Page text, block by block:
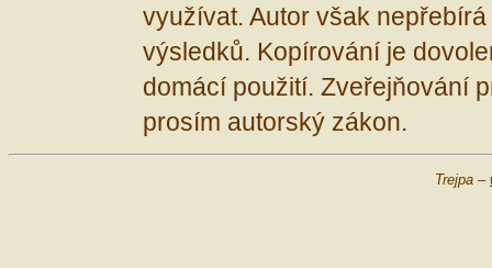
využívat. Autor však
výsledků. Kopírování je
domácí použití. Zveřejňování
prosím autorský zákon.
Trejpa –